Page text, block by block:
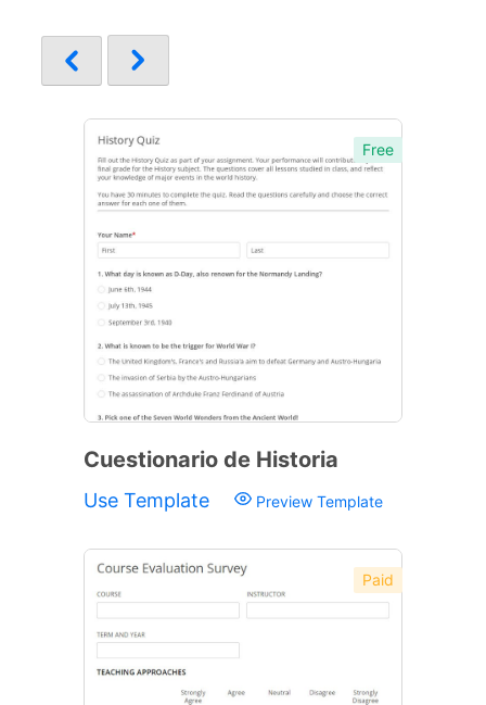
Free
Cuestionario de Historia
Use Template Preview Template
Paid